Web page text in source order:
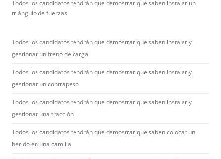
Todos los candidatos tendrán que demostrar que saben instalar un
triángulo de fuerzas
Todos los candidatos tendrán que demostrar que saben instalar y
gestionar un freno de carga
Todos los candidatos tendrán que demostrar que saben instalar y
gestionar un contrapeso
Todos los candidatos tendrán que demostrar que saben instalar y
gestionar una tracción
Todos los candidatos tendrán que demostrar que saben colocar un
herido en una camilla